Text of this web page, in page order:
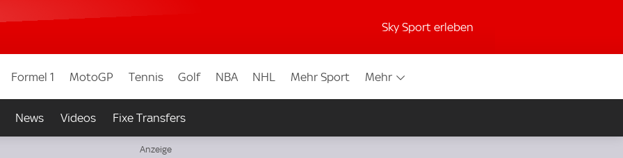
Sky Sport erleben
Formel 1 MotoGP Tennis Golf NBA NHL Mehr Sport Mehr
News Videos Fixe Transfers